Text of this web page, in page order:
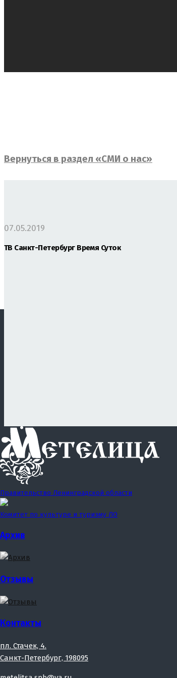
Вернуться в раздел «СМИ о нас»
07.05.2019
ТВ Санкт-Петербург Время Суток
Правительство Ленинградской области
Комитет по культуре и туризму ЛО
Архив
Отзывы
Контакты
пл. Стачек, 4.
Санкт-Петербург, 198095